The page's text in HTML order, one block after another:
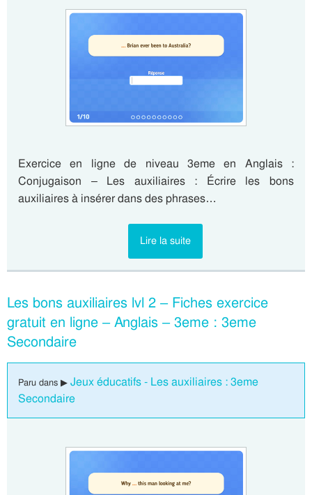
Exercice en ligne de niveau 3eme en Anglais :
Conjugaison – Les auxiliaires : Écrire les bons
auxiliaires à insérer dans des phrases…
Lire la suite
Les bons auxiliaires lvl 2 – Fiches exercice
gratuit en ligne – Anglais – 3eme : 3eme
Secondaire
Paru dans ▶ Jeux éducatifs - Les auxiliaires : 3eme
Secondaire